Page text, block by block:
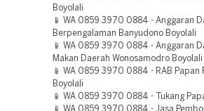
Boyolali
📱 WA 0859 3970 0884 - Anggaran
Berpengalaman Banyudono Boyolali
📱 WA 0859 3970 0884 - Anggaran
Makan Daerah Wonosamodro Boyolali
📱 WA 0859 3970 0884 - RAB
Boyolali
📱 WA 0859 3970 0884 - Tukang
📱 WA 0859 3970 0884 - Jasa